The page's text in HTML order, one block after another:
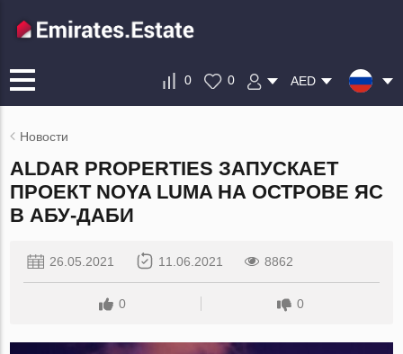
0 0 AED
Новости
ALDAR PROPERTIES ЗАПУСКАЕТ
ПРОЕКТ NOYA LUMA НА ОСТРОВЕ ЯС
В АБУ-ДАБИ
26.05.2021 11.06.2021 8862
0 0